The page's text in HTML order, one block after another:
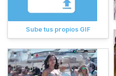
Sube tus propios GIF